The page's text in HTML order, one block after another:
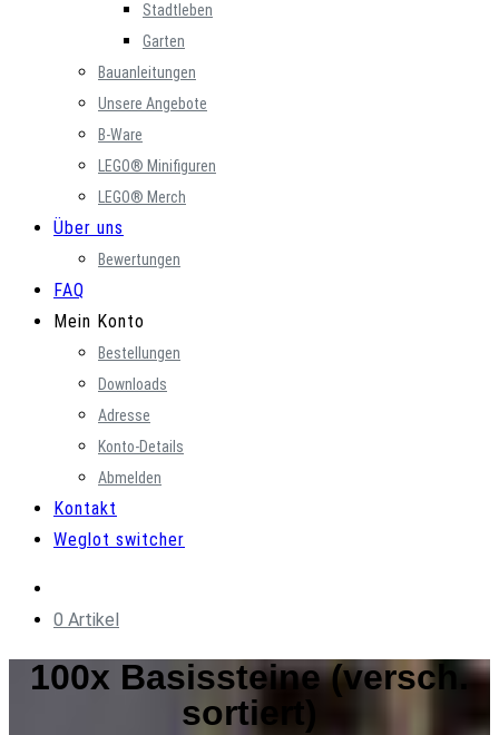
Stadtleben
Garten
Bauanleitungen
Unsere Angebote
B-Ware
LEGO® Minifiguren
LEGO® Merch
Über uns
Bewertungen
FAQ
Mein Konto
Bestellungen
Downloads
Adresse
Konto-Details
Abmelden
Kontakt
Weglot switcher
0 Artikel
100x Basissteine (versch.
sortiert)